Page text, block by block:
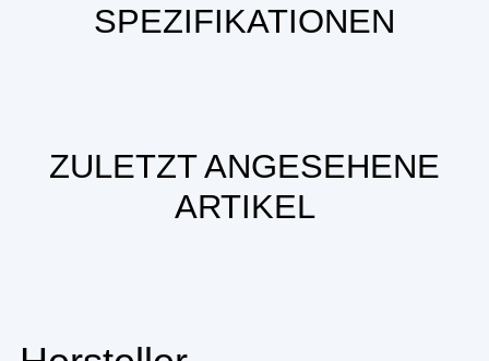
SPEZIFIKATIONEN
ZULETZT ANGESEHENE
ARTIKEL